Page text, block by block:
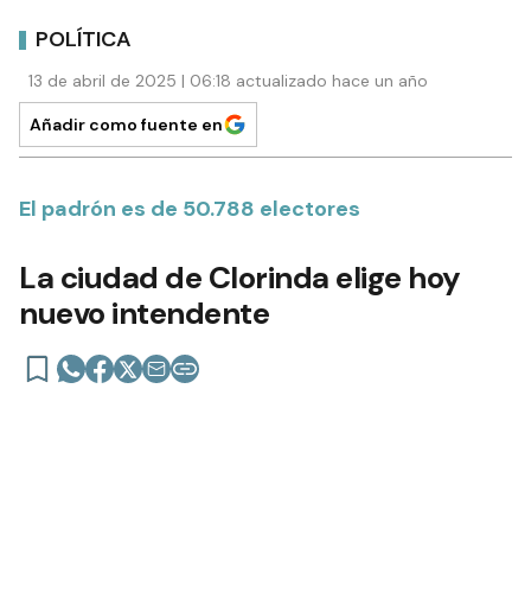
POLÍTICA
13 de abril de 2025 | 06:18 actualizado hace un año
Añadir como fuente en
El padrón es de 50.788 electores
La ciudad de Clorinda elige hoy
nuevo intendente